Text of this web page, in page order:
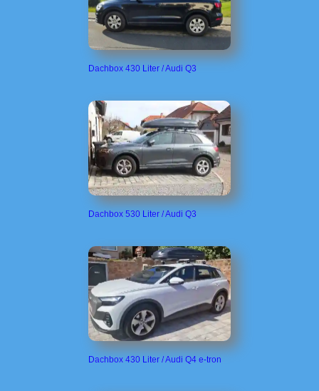
Dachbox 430 Liter / Audi Q3
Dachbox 530 Liter / Audi Q3
Dachbox 430 Liter / Audi Q4 e-tron